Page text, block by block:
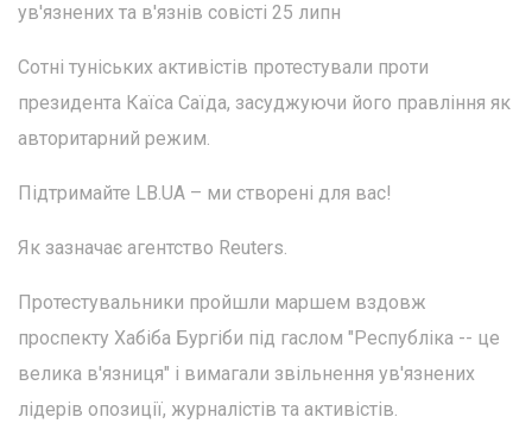
ув'язнених та в'язнів совісті 25 липн
Сотні туніських активістів протестували проти
президента Каїса Саїда, засуджуючи його правління як
авторитарний режим.
Підтримайте LB.UA – ми створені для вас!
Як зазначає агентство Reuters.
Протестувальники пройшли маршем вздовж
проспекту Хабіба Бургіби під гаслом "Республіка -- це
велика в'язниця" і вимагали звільнення ув'язнених
лідерів опозиції, журналістів та активістів.